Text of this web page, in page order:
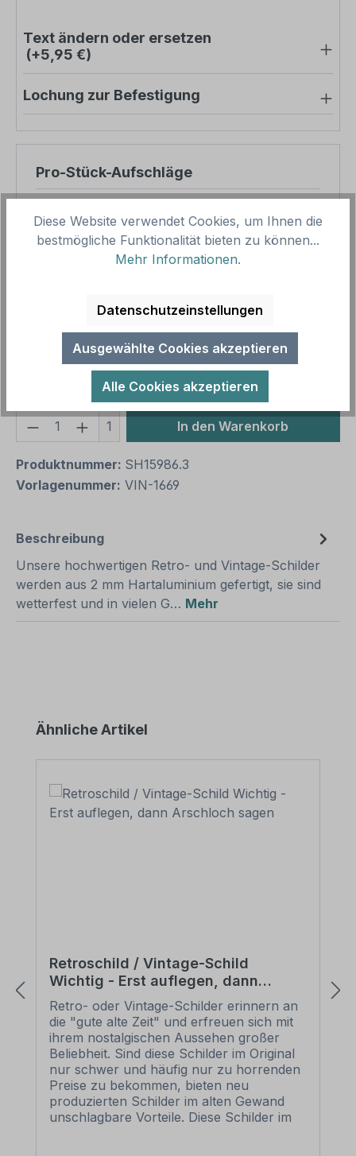
Text ändern oder ersetzen
(+5,95 €)
Lochung zur Befestigung
Pro-Stück-Aufschläge
Zwischensumme
71,28 €
Gesamtpreis
Preise inkl. MwSt. zzgl. Versandkosten
Aufgrund von Neuberechnungen im Warenkorb sind
abweichende Endpreise möglich.
Produkt Anzahl: Gib den gewünschten
1 In den Warenkorb
Produktnummer: SH15986.3
Vorlagenummer: VIN-1669
Beschreibung
Unsere hochwertigen Retro- und Vintage-Schilder
werden aus 2 mm Hartaluminium gefertigt, sie sind
wetterfest und in vielen G… Mehr
Produktgalerie überspringen
Ähnliche Artikel
Retroschild / Vintage-Schild
Wichtig - Erst auflegen, dann
Arschloch sagen
Retro- oder Vintage-Schilder erinnern an
die "gute alte Zeit" und erfreuen sich mit
ihrem nostalgischen Aussehen großer
Beliebheit. Sind diese Schilder im Original
nur schwer und häufig nur zu horrenden
Preise zu bekommen, bieten neu
produzierten Schilder im alten Gewand
unschlagbare Vorteile. Diese Schilder im
Diese Website verwendet Cookies, um Ihnen die
bestmögliche Funktionalität bieten zu können...
Mehr Informationen.
Datenschutzeinstellungen
Ausgewählte Cookies akzeptieren
Alle Cookies akzeptieren